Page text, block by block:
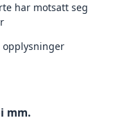
har motsatt seg
mm.